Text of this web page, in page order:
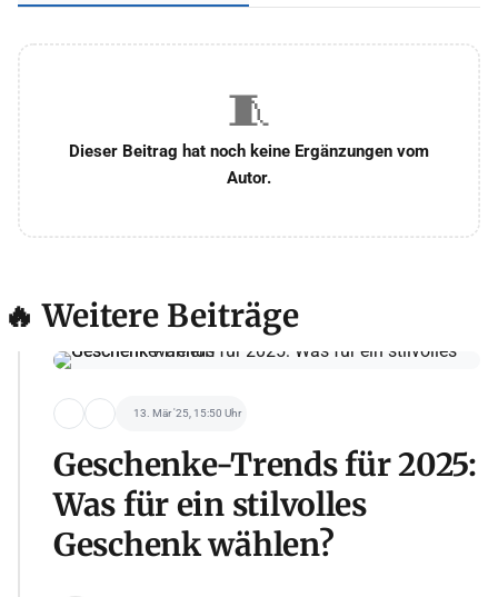
🧵
Dieser Beitrag hat noch keine Ergänzungen vom
Autor.
🔥 Weitere Beiträge
13. Mär '25, 15:50 Uhr
Geschenke-Trends für 2025:
Was für ein stilvolles
Geschenk wählen?